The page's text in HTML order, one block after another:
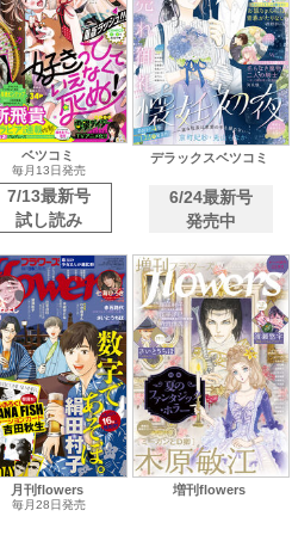
ベツコミ
毎月13日発売
7/13最新号
試し読み
デラックスベツコミ
6/24最新号
発売中
月刊flowers
毎月28日発売
増刊flowers